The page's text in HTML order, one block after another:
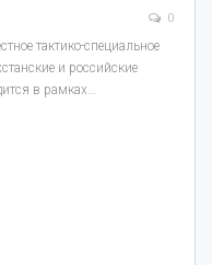
0
тактико-специальное
и российские
в рамках…